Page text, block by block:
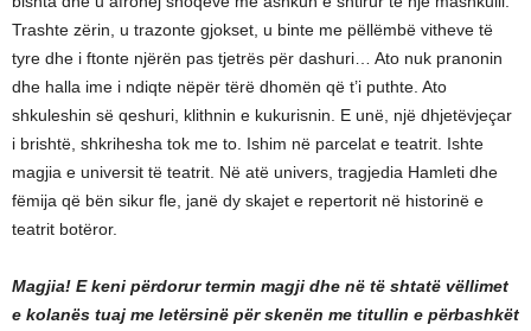
Trashte zërin, u trazonte gjokset, u binte me pëllëmbë vitheve të
tyre dhe i ftonte njërën pas tjetrës për dashuri… Ato nuk pranonin
dhe halla ime i ndiqte nëpër tërë dhomën që t’i puthte. Ato
shkuleshin së qeshuri, klithnin e kukurisnin. E unë, një dhjetëvjeçar
i brishtë, shkrihesha tok me to. Ishim në parcelat e teatrit. Ishte
magjia e universit të teatrit. Në atë univers, tragjedia Hamleti dhe
fëmija që bën sikur fle, janë dy skajet e repertorit në historinë e
teatrit botëror.
Magjia! E keni përdorur termin magji dhe në të shtatë vëllimet
e kolanës tuaj me letërsinë për skenën me titullin e përbashkët